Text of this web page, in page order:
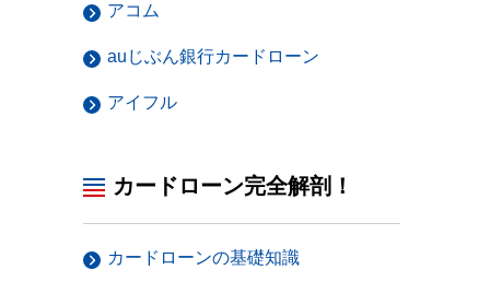
アコム
auじぶん銀行カードローン
アイフル
カードローン完全解剖！
カードローンの基礎知識